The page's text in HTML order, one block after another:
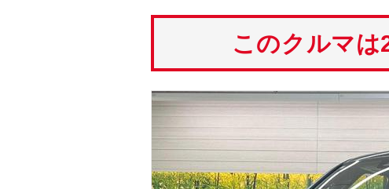
このクルマ